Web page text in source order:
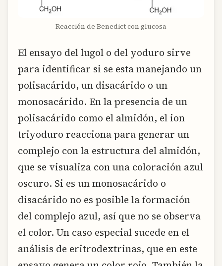
Reacción de Benedict con glucosa
El ensayo del lugol o del yoduro sirve
para identificar si se esta manejando un
polisacárido, un disacárido o un
monosacárido. En la presencia de un
polisacárido como el almidón, el ion
triyoduro reacciona para generar un
complejo con la estructura del almidón,
que se visualiza con una coloración azul
oscuro. Si es un monosacárido o
disacárido no es posible la formación
del complejo azul, así que no se observa
el color. Un caso especial sucede en el
análisis de eritrodextrinas, que en este